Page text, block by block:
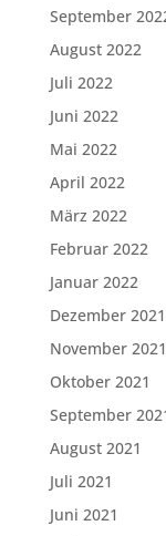
September
August 2022
Juli 2022
Juni 2022
Mai 2022
April 2022
März 2022
Februar 2022
Januar 2022
Dezember 2021
November 2021
Oktober 2021
September
August 2021
Juli 2021
Juni 2021